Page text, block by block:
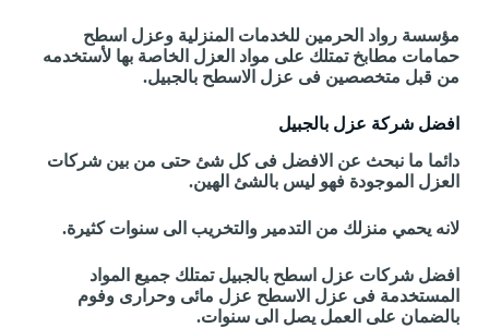
مؤسسة رواد الحرمين للخدمات المنزلية وعزل اسطح
حمامات مطابخ تمتلك على مواد العزل الخاصة بها لأستخدمه
من قبل متخصصين فى عزل الاسطح بالجبيل.
افضل شركة عزل بالجبيل
دائما ما نبحث عن الافضل فى كل شئ حتى من بين شركات
العزل الموجودة فهو ليس بالشئ الهين.
لانه يحمي منزلك من التدمير والتخريب الى سنوات كثيرة.
افضل شركات عزل اسطح بالجبيل تمتلك جميع المواد
المستخدمة فى عزل الاسطح عزل مائى وحرارى وفوم
بالضمان على العمل يصل الى سنوات.